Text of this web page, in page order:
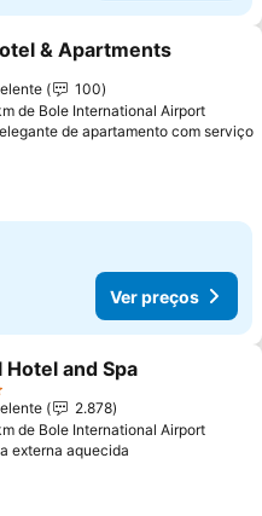
aos favoritos
& Apartments
100
de Bole International Airport
de apartamento com serviço
Ver preços
aos favoritos
Hotel and Spa
2.878
de Bole International Airport
externa aquecida